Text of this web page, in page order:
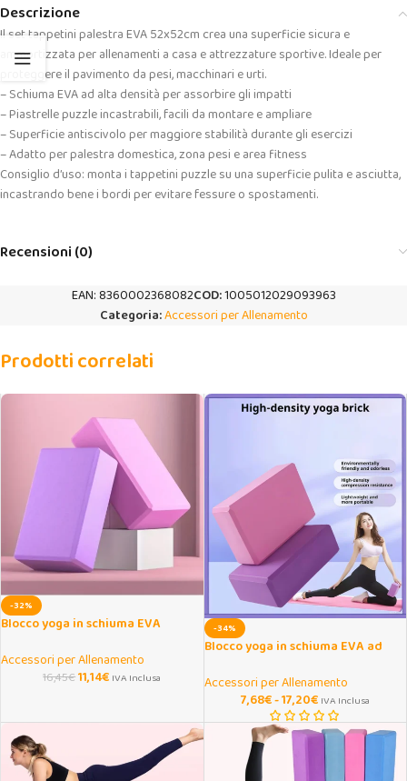
Descrizione
Il set tappetini palestra EVA 52x52cm crea una superficie sicura e
ammortizzata per allenamenti a casa e attrezzature sportive. Ideale per
proteggere il pavimento da pesi, macchinari e urti.
– Schiuma EVA ad alta densità per assorbire gli impatti
– Piastrelle puzzle incastrabili, facili da montare e ampliare
– Superficie antiscivolo per maggiore stabilità durante gli esercizi
– Adatto per palestra domestica, zona pesi e area fitness
Consiglio d’uso: monta i tappetini puzzle su una superficie pulita e asciutta,
incastrando bene i bordi per evitare fessure o spostamenti.
Recensioni (0)
EAN:8360002368082COD:1005012029093963
Categoria:Accessori per Allenamento
Prodotti correlati
-32%
Blocco yoga in schiuma EVA
Accessori per Allenamento
16,45€11,14€ IVA Inclusa
-34%
Blocco yoga in schiuma EVA ad
Accessori per Allenamento
7,68€-17,20€ IVA Inclusa